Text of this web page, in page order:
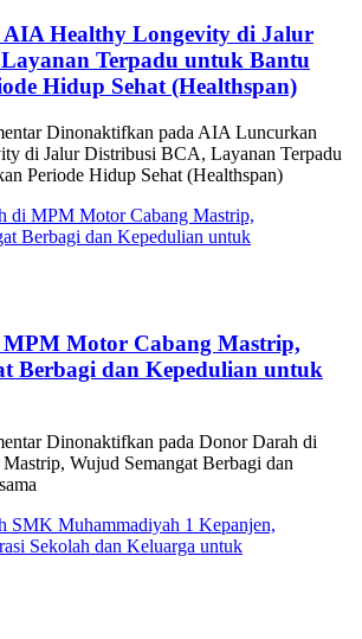
Healthy Longevity di Jalur
Terpadu untuk Bantu
Hidup Sehat (Healthspan)
Dinonaktifkan pada AIA Luncurkan
di Jalur Distribusi BCA, Layanan Terpadu
Periode Hidup Sehat (Healthspan)
Motor Cabang Mastrip,
Berbagi dan Kepedulian untuk
Dinonaktifkan pada Donor Darah di
Wujud Semangat Berbagi dan